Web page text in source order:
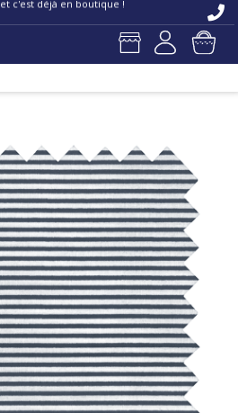
et c'est déjà en boutique !